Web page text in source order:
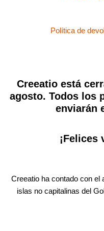
Política de
Creeatio está
agosto. Todos los
enviarán
¡Felices
Creeatio ha contado con el
islas no capitalinas del